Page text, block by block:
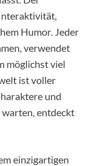
Humor. Jeder
verwendet
möglichst viel
ist voller
und
entdeckt
einzigartigen